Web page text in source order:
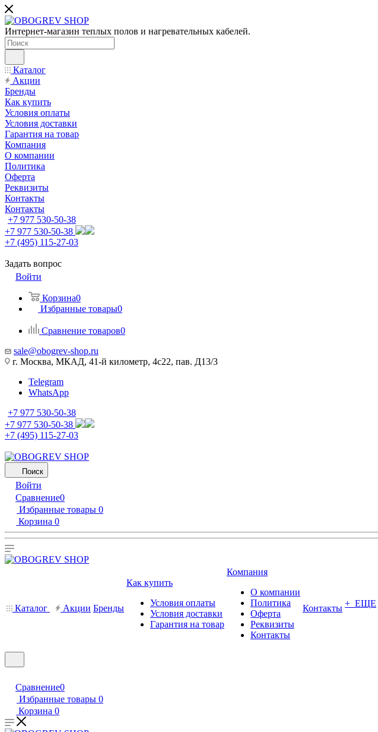
Интернет-магазин теплых полов и нагревательных кабелей.
Каталог
Акции
Бренды
Как купить
Условия оплаты
Условия доставки
Гарантия на товар
Компания
О компании
Политика
Оферта
Реквизиты
Контакты
Контакты
+7 977 530-50-38
+7 977 530-50-38
+7 (495) 115-27-03
Задать вопрос
Войти
Корзина0
Избранные товары0
Сравнение товаров0
sale@obogrev-shop.ru
г. Москва, МКАД, 41-й километр, 4с22, пав. Д13/3
Telegram
WhatsApp
+7 977 530-50-38
+7 977 530-50-38
+7 (495) 115-27-03
Поиск
Войти
Сравнение0
Избранные товары 0
Корзина 0
Каталог Акции Бренды
Как купить
Условия оплаты
Условия доставки
Гарантия на товар
Компания
О компании
Политика
Оферта
Реквизиты
Контакты
Контакты + ЕЩЕ
Сравнение0
Избранные товары 0
Корзина 0